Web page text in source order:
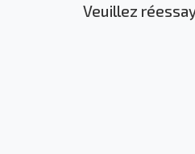
Veuillez